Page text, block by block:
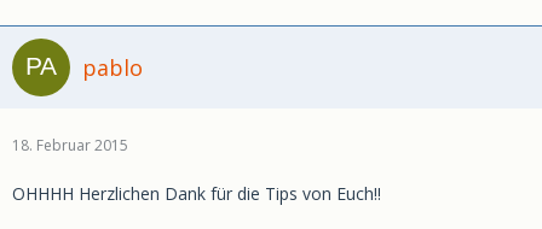
pablo
18. Februar 2015
OHHHH Herzlichen Dank für die Tips von Euch!!